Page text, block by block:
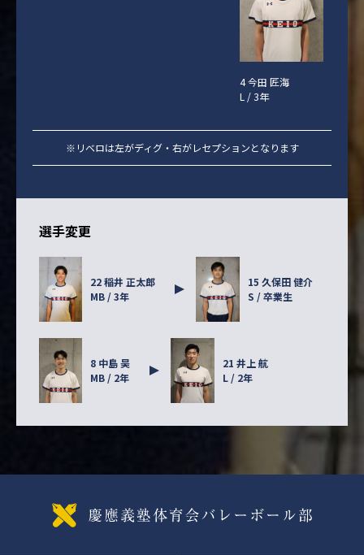
4 今田 匠海
L / 3年
※リベロは左がディグ・右がレセプションとなります
選手変更
22 稲井 正太郎
MB / 3年
15 久保田 健介
S / 卒業生
8 中島 昊
MB / 2年
21 井上 航
L / 2年